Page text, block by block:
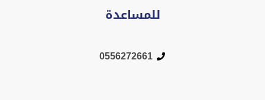
للمساعدة
0556272661